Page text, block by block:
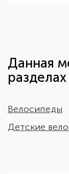
Данная
разделах
Велосипеды
Детские